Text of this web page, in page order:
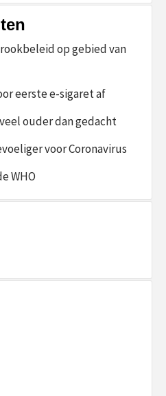
op gebied van
eerste e-sigaret af
ouder dan gedacht
voor Coronavirus
WHO